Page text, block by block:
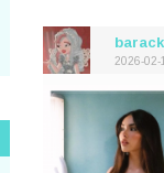
2026-